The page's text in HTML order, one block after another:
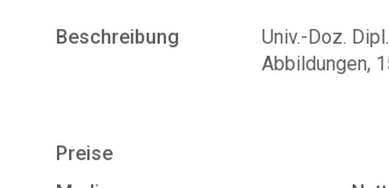
Beschreibung
Univ.-Doz.
Abbildungen,
Preise